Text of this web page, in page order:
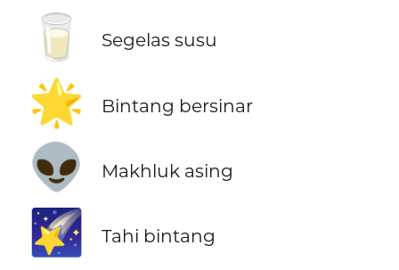
🥛 Segelas susu
🌟 Bintang bersinar
👽 Makhluk asing
🌠 Tahi bintang